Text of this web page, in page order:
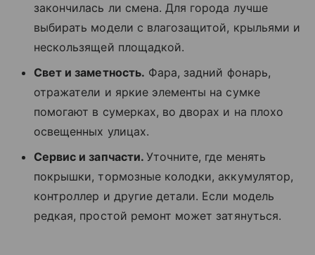
закончилась ли смена. Для города лучше
выбирать модели с влагозащитой, крыльями и
нескользящей площадкой.
Свет и заметность. Фара, задний фонарь,
отражатели и яркие элементы на сумке
помогают в сумерках, во дворах и на плохо
освещенных улицах.
Сервис и запчасти. Уточните, где менять
покрышки, тормозные колодки, аккумулятор,
контроллер и другие детали. Если модель
редкая, простой ремонт может затянуться.